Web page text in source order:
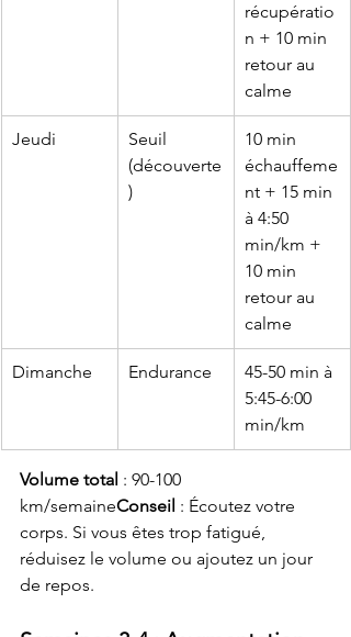
récupératio
n + 10 min
retour au
calme
Jeudi
Seuil
(découverte
)
10 min
échauffeme
nt + 15 min
à 4:50
min/km +
10 min
retour au
calme
Dimanche Endurance
45-50 min à
5:45-6:00
min/km
Volume total : 90-100
km/semaineConseil : Écoutez votre
corps. Si vous êtes trop fatigué,
réduisez le volume ou ajoutez un jour
de repos.